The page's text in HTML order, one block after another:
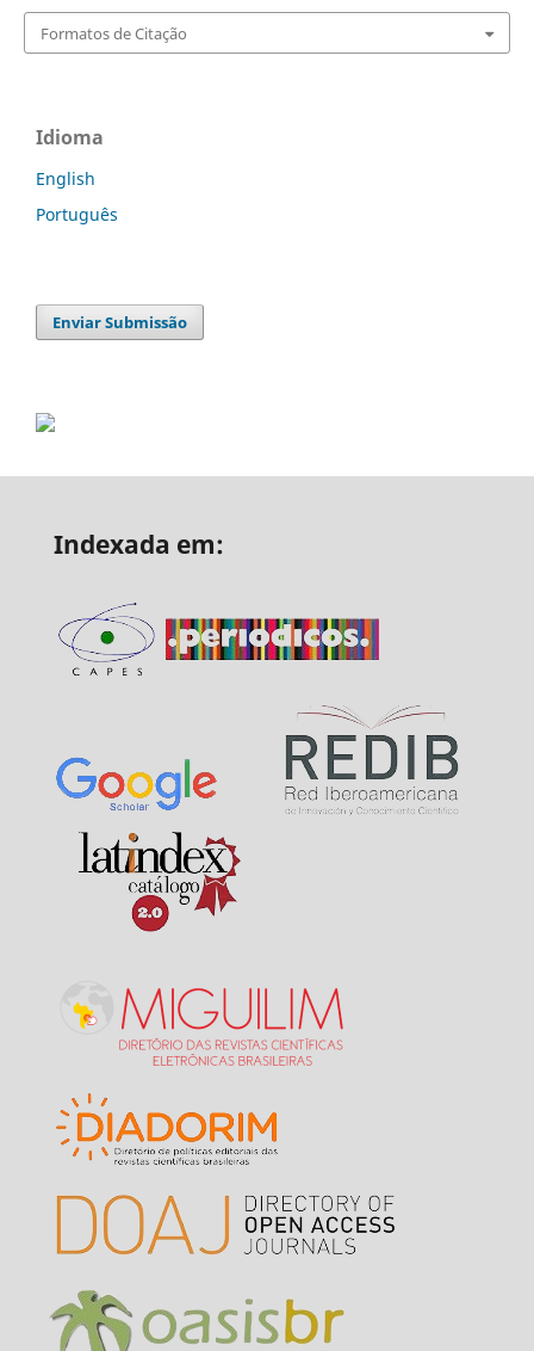
Formatos de Citação
Idioma
English
Português
Enviar Submissão
Indexada em: